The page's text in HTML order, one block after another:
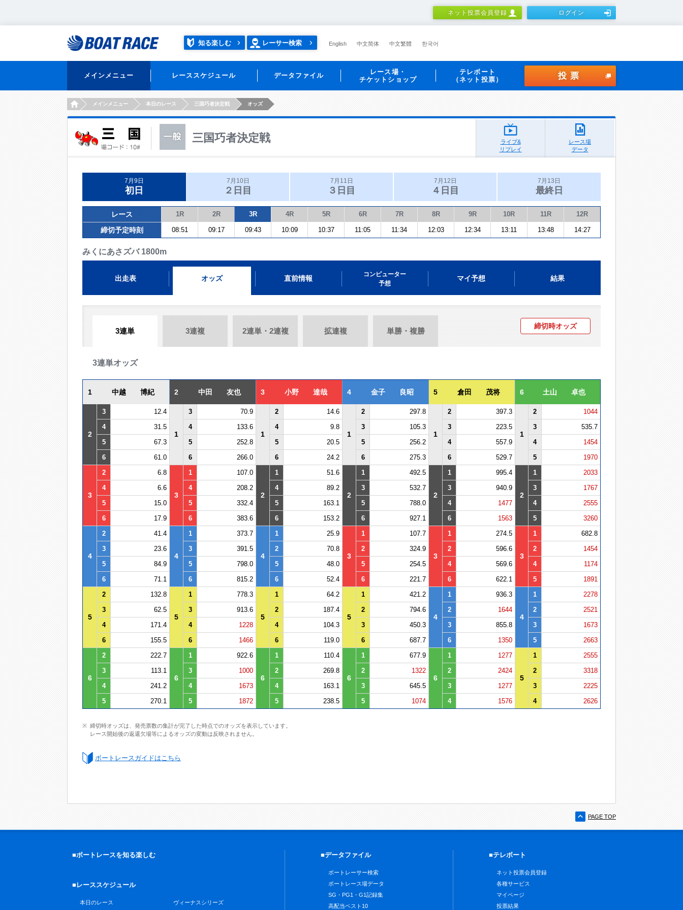
ネット投票会員登録 ログイン
知る楽しむ レーサー検索 English 中文简体 中文繁體 한국어
メインメニュー レーススケジュール データファイル
レース場・
チケットショップ
テレボート
（ネット投票）
投票
HOMEメインメニュー 本日のレース 三国巧者決定戦 オッズ
三国巧者決定戦
ライブ&
リプレイ
レース場
データ
7月9日
初日
7月10日
２日目
7月11日
３日目
7月12日
４日目
7月13日
最終日
レース 1R 2R 3R 4R 5R 6R 7R 8R 9R 10R 11R 12R
締切予定時刻 08:51 09:17 09:43 10:09 10:37 11:05 11:34 12:03 12:34 13:11 13:48 14:27
みくにあさズバ 1800m
出走表 オッズ 直前情報
コンピューター
予想
マイ予想 結果
3連単 3連複 2連単・2連複 拡連複 単勝・複勝
締切時オッズ
3連単オッズ
1 中越 博紀 2 中田 友也 3 小野 達哉 4 金子 良昭 5 倉田 茂将 6 土山 卓也
2
3 12.4
1
3 70.9
1
2 14.6
1
2 297.8
1
2 397.3
1
2
1044
4
31.5 4 133.6 4 9.8 3 105.3 3 223.5 3
535.7
5
67.3 5 252.8 5 20.5 5 256.2 4 557.9 4
1454
6
61.0 6 266.0 6 24.2 6 275.3 6 529.7 5 1970
3
2 6.8
3
1 107.0
2
1 51.6
2
1 492.5
2
1 995.4
2
1
2033
4
6.6 4 208.2 4 89.2 3 532.7 3 940.9 3
1767
5
15.0 5 332.4 5 163.1 5 788.0 4 1477 4
2555
6
17.9 6 383.6 6 153.2 6 927.1 6 1563 5 3260
4
2 41.4
4
1 373.7
4
1 25.9
3
1 107.7
3
1 274.5
3
1
682.8
3
23.6 3 391.5 2 70.8 2 324.9 2 596.6 2
1454
5
84.9 5 798.0 5 48.0 5 254.5 4 569.6 4
1174
6
71.1 6 815.2 6 52.4 6 221.7 6 622.1 5 1891
5
2 132.8
5
1 778.3
5
1 64.2
5
1 421.2
4
1 936.3
4
1
2278
3
62.5 3 913.6 2 187.4 2 794.6 2 1644 2
2521
4
171.4 4 1228 4 104.3 3 450.3 3 855.8 3
1673
6
155.5 6 1466 6 119.0 6 687.7 6 1350 5 2663
6
2 222.7
6
1 922.6
6
1 110.4
6
1 677.9
6
1 1277
5
1
2555
3
113.1 3 1000 2 269.8 2 1322 2 2424 2
3318
4
241.2 4 1673 4 163.1 3 645.5 3 1277 3
2225
5
270.1 5 1872 5 238.5 5 1074 4 1576 4 2626
締切時オッズは、発売票数の集計が完了した時点でのオッズを表示しています。
レース開始後の返還欠場等によるオッズの変動は反映されません。
ボートレースガイドはこちら
PAGE TOP
■ボートレースを知る楽しむ
■レーススケジュール
本日のレース ヴィーナスシリーズ
■データファイル
ボートレーサー検索
ボートレース場データ
SG・PG1・G1記録集
高配当ベスト10
■テレボート
ネット投票会員登録
各種サービス
マイページ
投票結果